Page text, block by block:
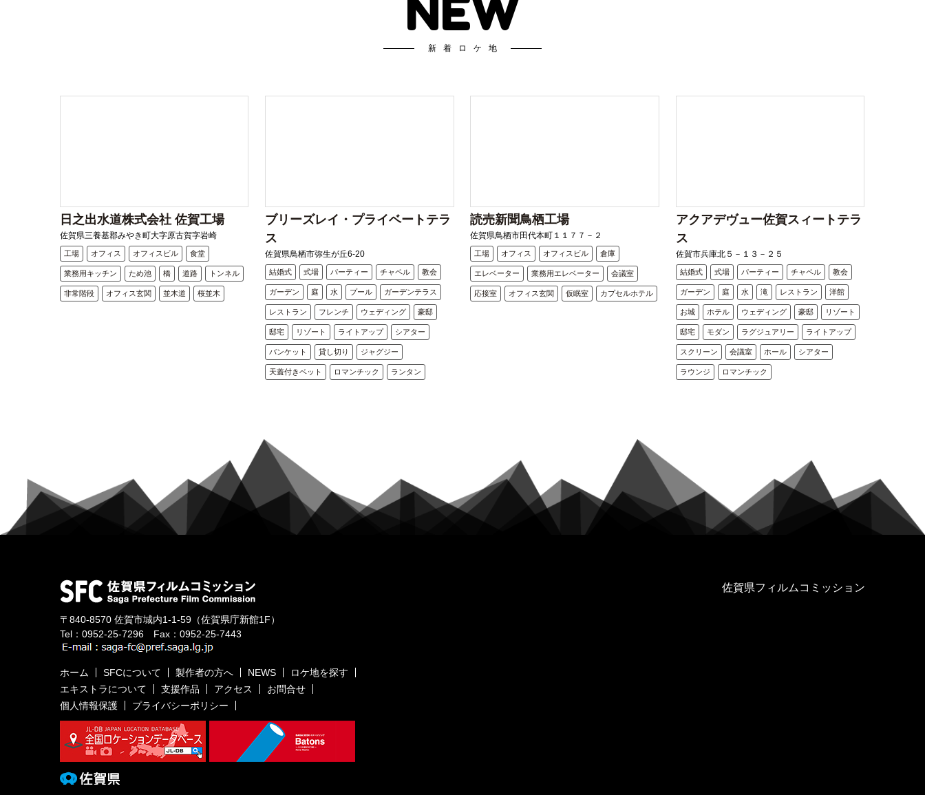
NEW
新着ロケ地
日之出水道株式会社 佐賀工場
佐賀県三養基郡みやき町大字原古賀字岩崎
工場 オフィス オフィスビル 食堂
業務用キッチン ため池 橋 道路 トンネル
非常階段 オフィス玄関 並木道 桜並木
ブリーズレイ・プライベートテラ
ス
佐賀県鳥栖市弥生が丘6-20
結婚式 式場 パーティー チャペル 教会
ガーデン 庭 水 プール ガーデンテラス
レストラン フレンチ ウェディング 豪邸
邸宅 リゾート ライトアップ シアター
バンケット 貸し切り ジャグジー
天蓋付きベット ロマンチック ランタン
読売新聞鳥栖工場
佐賀県鳥栖市田代本町１１７７－２
工場 オフィス オフィスビル 倉庫
エレベーター 業務用エレベーター 会議室
応接室 オフィス玄関 仮眠室 カプセルホテル
アクアデヴュー佐賀スィートテラ
ス
佐賀市兵庫北５－１３－２５
結婚式 式場 パーティー チャペル 教会
ガーデン 庭 水 滝 レストラン 洋館
お城 ホテル ウェディング 豪邸 リゾート
邸宅 モダン ラグジュアリー ライトアップ
スクリーン 会議室 ホール シアター
ラウンジ ロマンチック
佐賀県フィルムコミッション
〒840-8570 佐賀市城内1-1-59 （佐賀県庁新館1F）
Tel： 0952-25-7296 Fax：0952-25-7443
ホーム SFCについて 製作者の方へ NEWS
ロケ地を探す
エキストラについて
支援作品 アクセス
お問合せ
個人情報保護
プライバシーポリシー